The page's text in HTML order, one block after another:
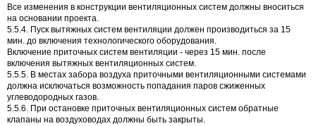
Все изменения в конструкции вентиляционных систем должны вноситься
на основании проекта.
5.5.4. Пуск вытяжных систем вентиляции должен производиться за 15
мин. до включения технологического оборудования.
Включение приточных систем вентиляции - через 15 мин. после
включения вытяжных вентиляционных систем.
5.5.5. В местах забора воздуха приточными вентиляционными системами
должна исключаться возможность попадания паров сжиженных
углеводородных газов.
5.5.6. При остановке приточных вентиляционных систем обратные
клапаны на воздуховодах должны быть закрыты.